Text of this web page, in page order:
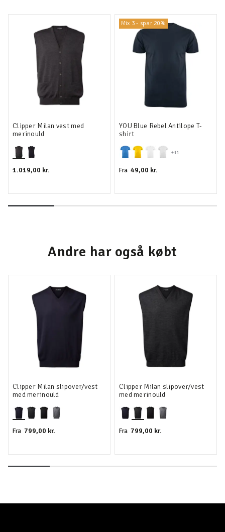
Clipper Milan vest med
merinould
1.019,00 kr.
Mix 3 - spar 20%
+11
YOU Blue Rebel Antilope T-
shirt
Fra 49,00 kr.
Andre har også købt
Clipper Milan slipover/vest
med merinould
Fra 799,00 kr.
Clipper Milan slipover/vest
med merinould
Fra 799,00 kr.